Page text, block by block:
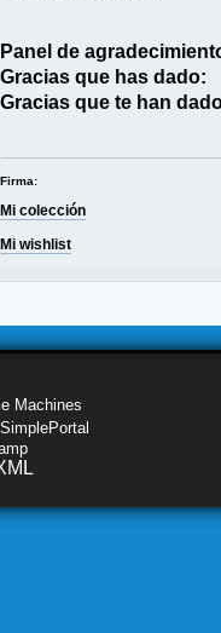
Panel de
Gracias que has dado:
Gracias que te han
Firma:
Mi colección
Mi wishlist
Machines